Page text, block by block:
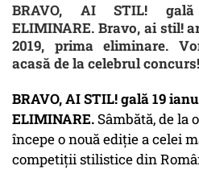
BRAVO, AI STIL!
ELIMINARE. Bravo, ai stil!
2019, prima eliminare.
acasă de la celebrul concurs!
BRAVO, AI STIL! gală 19
ELIMINARE. Sâmbătă, de la
începe o nouă ediție a celei
competiții stilistice din